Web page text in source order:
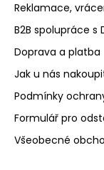
Reklamace,
B2B spolupráce s
Doprava a platba
Jak u nás
Podmínky
Formulář pro
Všeobecné